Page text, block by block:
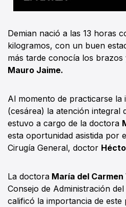
Demian nació a las 13 horas
kilogramos, con un buen
más tarde conocía los
Mauro Jaime.
Al momento de practicarse
(cesárea) la atención integral
estuvo a cargo de la doctora
esta oportunidad asistida por
Cirugía General, doctor
La doctora María del
Consejo de Administración
calificó la importancia de